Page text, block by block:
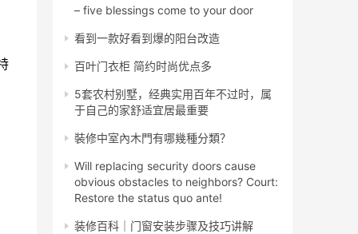
– five blessings come to your door
看到一款好看到爆的阳台改造
百叶门衣柜 简约时尚优点多
5套农村别墅，经典实用百年不过时，属
于自己的家舒适宜居最重要
裝修中室內木門有哪幾種分類？
Will replacing security doors cause
obvious obstacles to neighbors? Court:
Restore the status quo ante!
装修百科｜门窗安装步骤及技巧讲解